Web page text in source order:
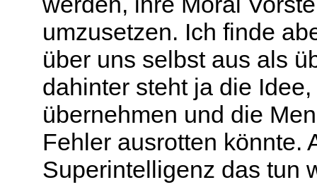
umzusetzen. Ich finde
über uns selbst aus als
dahinter steht ja die
übernehmen und die
Fehler ausrotten könnte.
Superintelligenz das tun